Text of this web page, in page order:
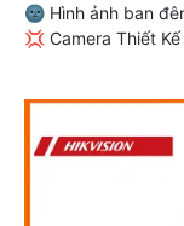
💢 Camera Thiết Kế